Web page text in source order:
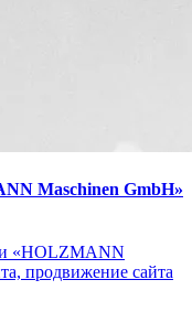
Maschinen GmbH»
«HOLZMANN
продвижение сайта